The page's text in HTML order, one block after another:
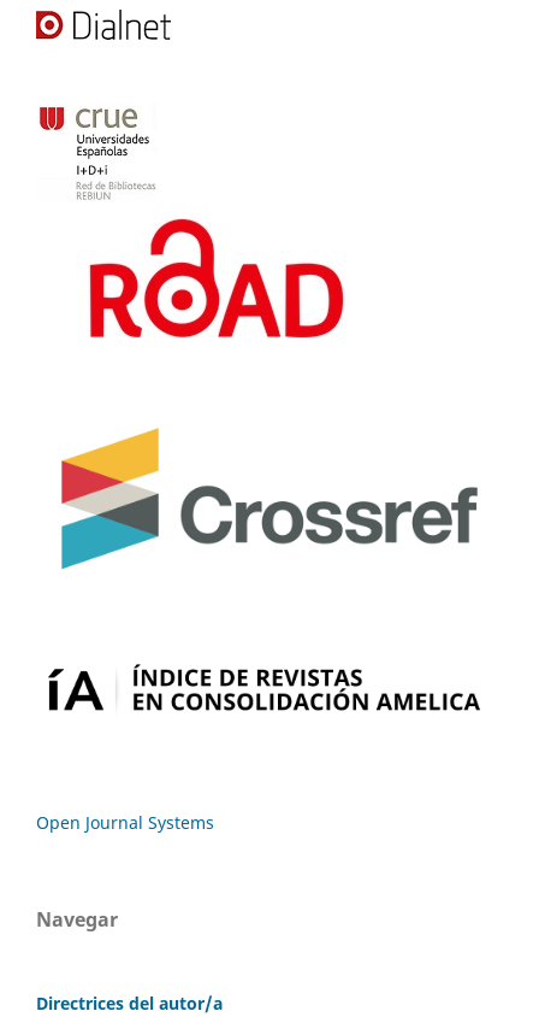
Open Journal Systems
Navegar
Directrices del autor/a